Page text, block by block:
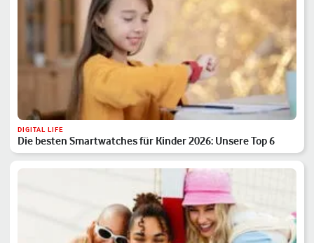
DIGITAL LIFE
Die besten Smartwatches für Kinder 2026: Unsere Top 6